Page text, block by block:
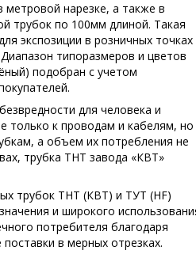
нарезке, а также в
трубок по 100мм длиной. Такая
экспозиции в розничных точках
типоразмеров и цветов
подобран с учетом
для человека и
только к проводам и кабелям, но
а объем их потребления не
трубка ТНТ завода «КВТ»
трубок ТНТ (КВТ) и ТУТ (HF)
и широкого
потребителя благодаря
в мерных отрезках.